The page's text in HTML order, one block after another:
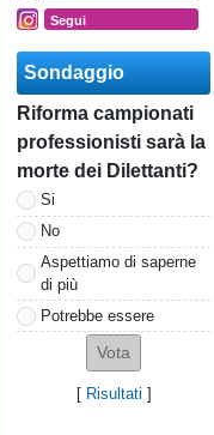
Segui
Sondaggio
Riforma campionati
professionisti sarà la
morte dei Dilettanti?
Si
No
Aspettiamo di saperne
di più
Potrebbe essere
[ Risultati ]